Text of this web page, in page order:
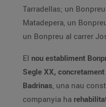
Tarradellas; un
Matadepera, un
un Bonpreu al carrer
El nou establiment
Segle XX,
Badrinas, una nau
companyia ha